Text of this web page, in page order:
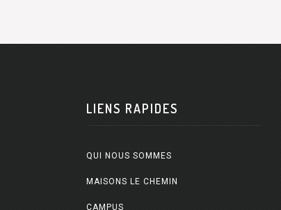
LIENS RAPIDES
QUI NOUS SOMMES
MAISONS LE CHEMIN
CAMPUS